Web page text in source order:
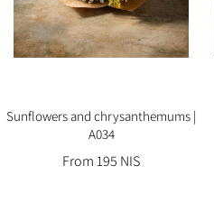
Sunflowers and chrysanthemums |
A034
From 195 NIS